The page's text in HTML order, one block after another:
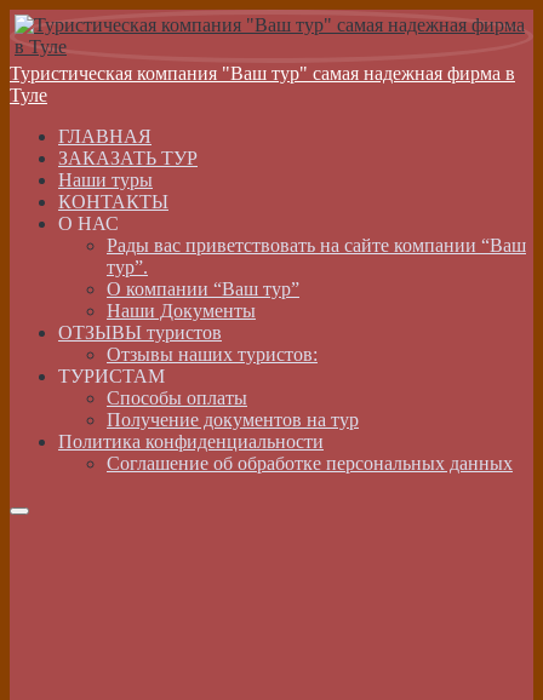
Туристическая компания "Ваш тур" самая надежная фирма в
Туле
ГЛАВНАЯ
ЗАКАЗАТЬ ТУР
Наши туры
КОНТАКТЫ
О НАС
Рады вас приветствовать на сайте компании “Ваш
тур”.
О компании “Ваш тур”
Наши Документы
ОТЗЫВЫ туристов
Отзывы наших туристов:
ТУРИСТАМ
Способы оплаты
Получение документов на тур
Политика конфиденциальности
Соглашение об обработке персональных данных